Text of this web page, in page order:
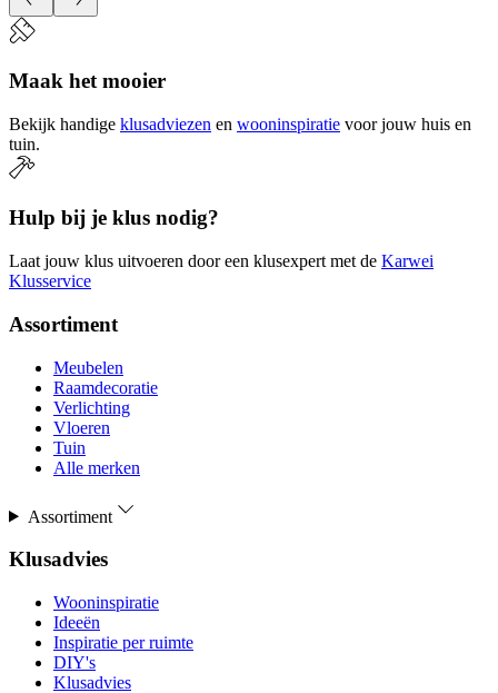
Maak het mooier
Bekijk handige klusadviezen en wooninspiratie voor jouw huis en
tuin.
Hulp bij je klus nodig?
Laat jouw klus uitvoeren door een klusexpert met de Karwei
Klusservice
Assortiment
Meubelen
Raamdecoratie
Verlichting
Vloeren
Tuin
Alle merken
Assortiment
Klusadvies
Wooninspiratie
Ideeën
Inspiratie per ruimte
DIY's
Klusadvies